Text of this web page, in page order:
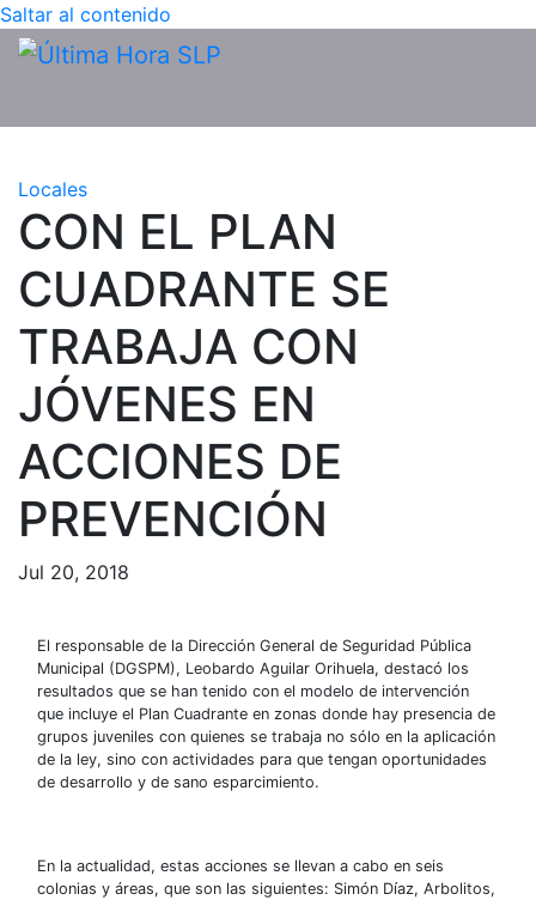
Saltar al contenido
Locales
CON EL PLAN
CUADRANTE SE
TRABAJA CON
JÓVENES EN
ACCIONES DE
PREVENCIÓN
Jul 20, 2018
El responsable de la Dirección General de Seguridad Pública
Municipal (DGSPM), Leobardo Aguilar Orihuela, destacó los
resultados que se han tenido con el modelo de intervención
que incluye el Plan Cuadrante en zonas donde hay presencia de
grupos juveniles con quienes se trabaja no sólo en la aplicación
de la ley, sino con actividades para que tengan oportunidades
de desarrollo y de sano esparcimiento.
En la actualidad, estas acciones se llevan a cabo en seis
colonias y áreas, que son las siguientes: Simón Díaz, Arbolitos,